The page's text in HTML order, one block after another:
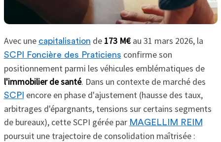
Avec une capitalisation de 173 M€au 31 mars 2026, la
SCPI Foncière des Praticiens confirme son
positionnement parmi les véhicules emblématiques de
l'immobilier de santé. Dans un contexte de marché des
SCPI encore en phase d'ajustement (hausse des taux,
arbitrages d'épargnants, tensions sur certains segments
de bureaux), cette SCPI gérée par MAGELLIM REIM
poursuit une trajectoire de consolidation maîtrisée :